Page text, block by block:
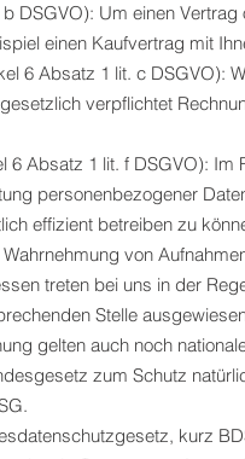
DSGVO): Um einen
einen Kaufvertrag mit
6 Absatz 1 lit. c DSGVO):
verpflichtet
6 Absatz 1 lit. f DSGVO):
personenbezogener
effizient betreiben zu
von
treten bei uns in der
Stelle
gelten auch noch
zum Schutz
kurz